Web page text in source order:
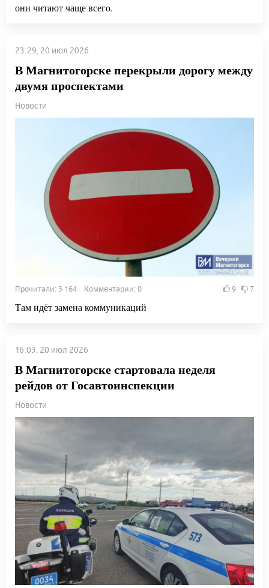
они читают чаще всего.
23:29, 20 июл 2026
В Магнитогорске перекрыли дорогу между
двумя проспектами
Новости
Прочитали: 3 164 Комментарии: 0 9 7
Там идёт замена коммуникаций
16:03, 20 июл 2026
В Магнитогорске стартовала неделя
рейдов от Госавтоинспекции
Новости